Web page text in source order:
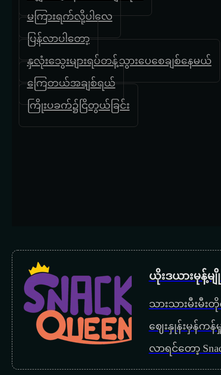
မကြားရက်လို့ပါလေ
ပြန်လာပါတော့
နှလုံးသွေးများရပ်တန့်သွားပေစေချစ်နေမယ်
ကြေတယ်အချစ်ရယ်
ကြိုးပခက်၌ငြိတွယ်ခြင်း
ယိုးဒယားမုန့်
သားသားမီးမီး
ဈေးနှုန်းမှန်က
လာရင်တော့